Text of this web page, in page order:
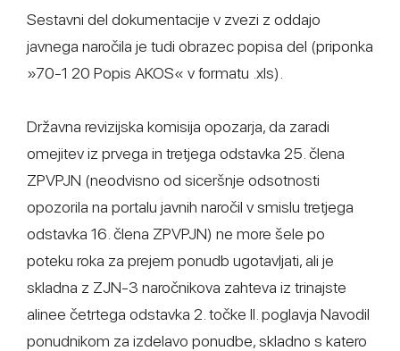
Sestavni del dokumentacije v zvezi z oddajo
javnega naročila je tudi obrazec popisa del (priponka
»70-1 20 Popis AKOS« v formatu .xls).
Državna revizijska komisija opozarja, da zaradi
omejitev iz prvega in tretjega odstavka 25. člena
ZPVPJN (neodvisno od siceršnje odsotnosti
opozorila na portalu javnih naročil v smislu tretjega
odstavka 16. člena ZPVPJN) ne more šele po
poteku roka za prejem ponudb ugotavljati, ali je
skladna z ZJN-3 naročnikova zahteva iz trinajste
alinee četrtega odstavka 2. točke II. poglavja Navodil
ponudnikom za izdelavo ponudbe, skladno s katero